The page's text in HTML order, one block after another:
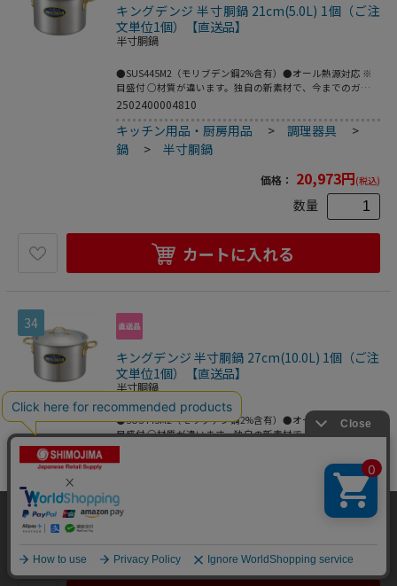
当サイトはクッキー（Cookie）を使用しています。Cookieの使用に同意いた
だける場合は「OK」をクリックしてください。
OK
キングデンジ 半寸胴鍋 21cm(5.0L) 1個（ご注
文単位1個）【直送品】
半寸胴鍋
●SUS445M2（モリブデン鋼2%含有）●オール熱源対応 ※
目盛付 ○材質が違います。独自の新素材で、今までのガス
レンジはもちろん電磁調理器にも100%対応、電磁波の吸収
ッティング加工によりスポッティングには無い耐久性を実
現。また特殊金属の採用により異種金属間に発生する電位腐
食も心配いりません。○やっぱりNAKAO、板厚が厚い。保
温性がアップし熱を逃しません。○美しい仕上がり一つ一つ
プロの手による最高級研磨仕上げ、真鍮合金製取っ手との組
み合わせにより、さらにその美しさを際立たせます。○取っ
手ご好評の最高級品PRO KING同様真鍮合金製取っ手を採
全と快適を提案する電磁調理器用鍋（ステンレス製直火
OK） ●深さmm：150
2502400004810
キッチン用品・厨房用品 >調理器具
>
鍋
>半寸胴鍋
価格： 20,973円(税込)
数量
カートに入れる
34
キングデンジ 半寸胴鍋 27cm(10.0L) 1個（ご注
文単位1個）【直送品】
半寸胴鍋
●SUS445M2（モリブデン鋼2%含有）●オール熱源対応 ※
目盛付 ○材質が違います。独自の新素材で、今までのガス
レンジはもちろん電磁調理器にも100%対応、電磁波の吸収
が一味違います。○強力リベッティング加工独自の強力リベ
ッティング加工によりスポッティングには無い耐久性を実
現。また特殊金属の採用により異種金属間に発生する電位腐
食も心配いりません。○やっぱりNAKAO、板厚が厚い。保
温性がアップし熱を逃しません。○美しい仕上がり一つ一つ
手ご好評の最高級品PRO KING同様真鍮合金製取っ手を採
用。機能と美しさにこだわった手に優しい取っ手です。 安
2502400004827
調理器具>
鍋
27,225円
数量